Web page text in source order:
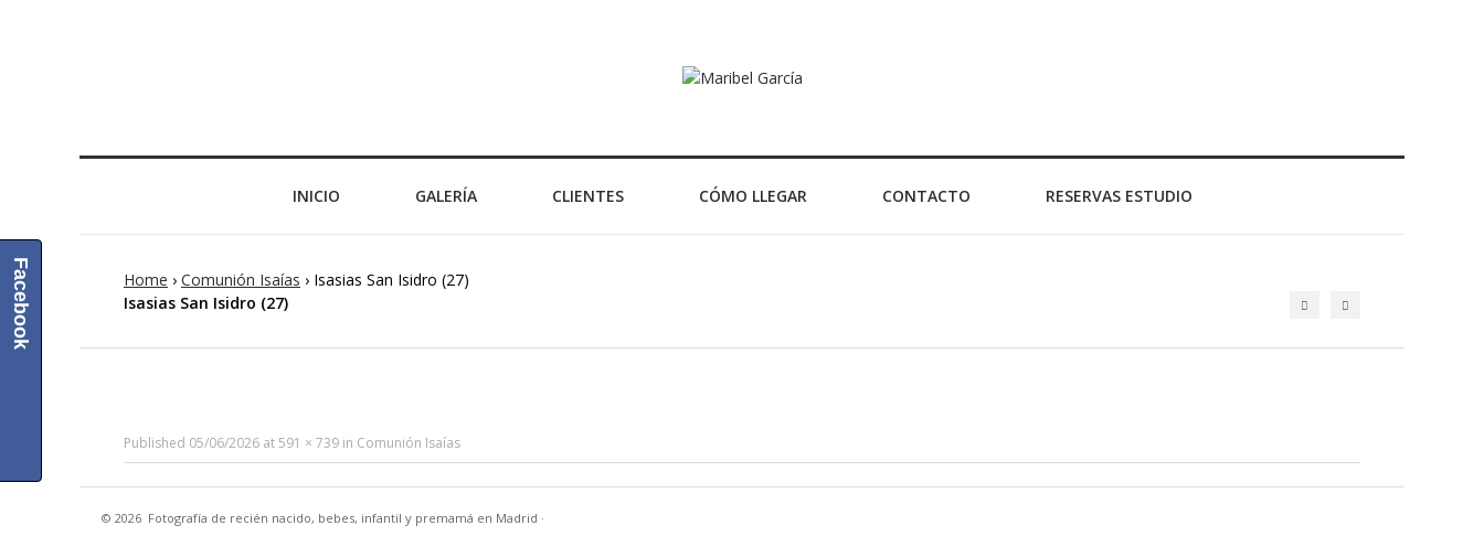
INICIO GALERÍA CLIENTES CÓMO LLEGAR CONTACTO RESERVAS ESTUDIO
Home › Comunión Isaías › Isasias San Isidro (27)
Isasias San Isidro (27)
Published 05/06/2026 at591 × 739 in Comunión Isaías
© 2026 Fotografía de recién nacido, bebes, infantil y premamá en Madrid ·
Facebook